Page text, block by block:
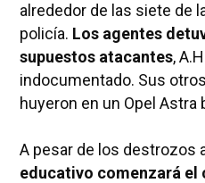
alrededor de las siete de
policía. Los agentes
supuestos atacantes,
indocumentado. Sus
huyeron en un Opel Astra
A pesar de los destrozos
educativo comenzará el